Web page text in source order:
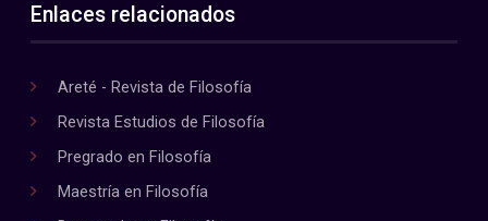
Enlaces relacionados
Areté - Revista de Filosofía
Revista Estudios de Filosofía
Pregrado en Filosofía
Maestría en Filosofía